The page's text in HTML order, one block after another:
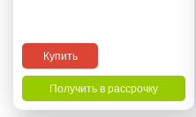
Купить
Получить в рассрочку